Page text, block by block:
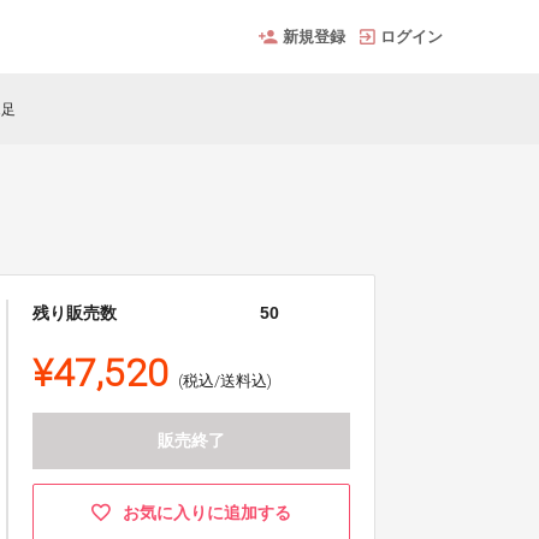
新規登録 ログイン
残り販売数 50
¥47,520 (税込/送料込)
販売終了
お気に入りに追加する